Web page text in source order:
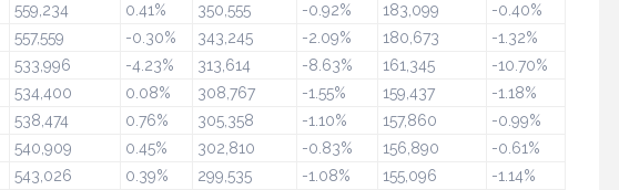
559,234 0.41% 350,555 -0.92% 183,099
-0.40%
557,559 -0.30% 343,245 -2.09% 180,673
-1.32%
533,996 -4.23% 313,614 -8.63% 161,345
-10.70%
534,400 0.08% 308,767 -1.55% 159,437
-1.18%
538,474 0.76% 305,358 -1.10% 157,860
-0.99%
540,909 0.45% 302,810 -0.83% 156,890
-0.61%
543,026 0.39% 299,535 -1.08% 155,096
-1.14%